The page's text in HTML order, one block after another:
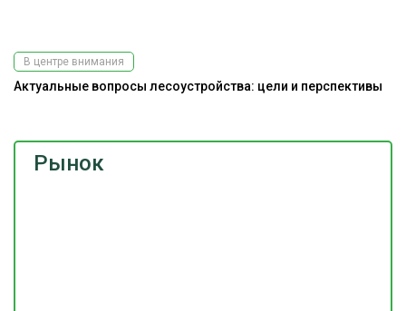
Рынок
В центре внимания
Актуальные вопросы лесоустройства: цели и перспективы